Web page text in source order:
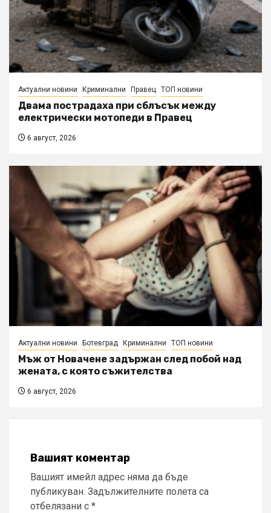
Актуални новини Криминални Правец ТОП новини
Двама пострадаха при сблъсък между
електрически мотопеди в Правец
6 август, 2026
Актуални новини Ботевград Криминални ТОП новини
Мъж от Новачене задържан след побой над
жената, с която съжителства
6 август, 2026
Вашият коментар
Вашият имейл адрес няма да бъде
публикуван. Задължителните полета са
отбелязани с *